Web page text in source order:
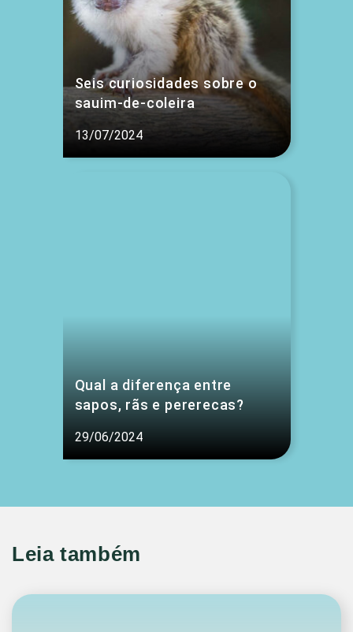
Seis curiosidades sobre o
sauim-de-coleira
13/07/2024
Qual a diferença entre
sapos, rãs e pererecas?
29/06/2024
Leia também